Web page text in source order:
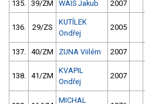
135. 39/ZM WAIS Jakub 2007
136. 29/ZS
KUTÍLEK
Ondřej
2005
137. 40/ZM ZUNA Viilém 2007
138. 41/ZM
KVAPIL
Ondřej
2007
MICHAL